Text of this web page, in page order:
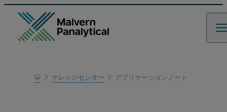
Home
Learn
ナレッジセンター アプリケーションノート